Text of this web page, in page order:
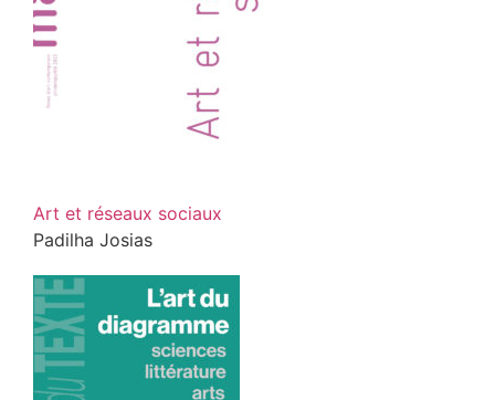
Art et réseaux sociaux
Padilha Josias